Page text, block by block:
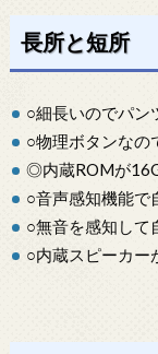
長所と短所
○細長いのでパン
○物理ボタンなの
◎内蔵ROMが
○音声感知機能で
○無音を感知して
○内蔵スピーカー